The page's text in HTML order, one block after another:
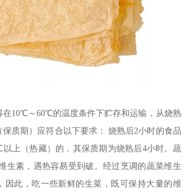
在10℃～60℃的温度条件下贮存和运输，从烧熟
质期）应符合以下要求： 烧熟后2小时的食品
上（热藏）的，其保质期为烧熟后4小时。蔬
生素，遇热容易受到破。经过烹调的蔬菜维生
因此，吃一些新鲜的生菜，既可保持大量的维